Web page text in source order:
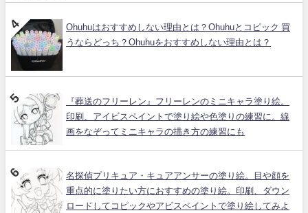
Ohuhuはおすすめしない理由とは？Ohuhuとコピック 買
うならどっち？Ohuhuをおすすめしない理由とは？
『葬送のフリーレン』フリーレンのミニキャラ塗り絵。
印刷、アイビスペイントで塗り絵や色塗りの練習に。線
画をなぞってミニキャラの描き方の練習にも
名探偵プリキュア・キュアアンサーの塗り絵。目や顔を
重点的に塗りたい方におすすめの塗り絵。印刷、ダウン
ロードしてコピックやアビスペイントで塗り絵してみよ